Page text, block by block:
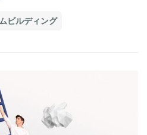
ビルディング